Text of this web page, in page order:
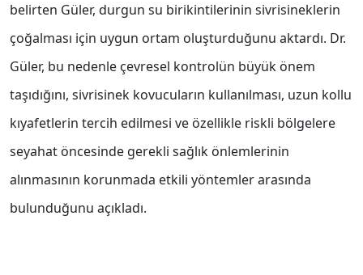
belirten Güler, durgun su birikintilerinin sivrisineklerin
çoğalması için uygun ortam oluşturduğunu aktardı. Dr.
Güler, bu nedenle çevresel kontrolün büyük önem
taşıdığını, sivrisinek kovucuların kullanılması, uzun kollu
kıyafetlerin tercih edilmesi ve özellikle riskli bölgelere
seyahat öncesinde gerekli sağlık önlemlerinin
alınmasının korunmada etkili yöntemler arasında
bulunduğunu açıkladı.